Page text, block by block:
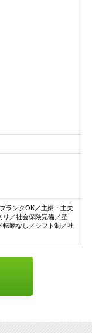
ランクOK／主婦・主夫
り／社会保険完備／産
転勤なし／シフト制／社